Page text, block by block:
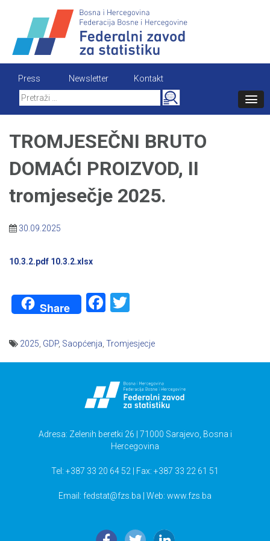
content
Press Newsletter
Kontakt
Search
for:
TROMJESEČNI BRUTO
DOMAĆI PROIZVOD, II
tromjesečje 2025.
30.09.2025
10.3.2.pdf 10.3.2.xlsx
Share Facebook
2025 GDP, Saopćenja Tromjesjecje
Adresa: Zelenih beretki 26 | 71000 Sarajevo, Bosna i
Hercegovina
Tel: +387 33 20 64 52 | Fax: +387 33 22 61 51
Email: fedstat@fzs.ba | Web: www.fzs.ba